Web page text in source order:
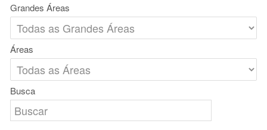
Grandes Áreas
Áreas
Busca